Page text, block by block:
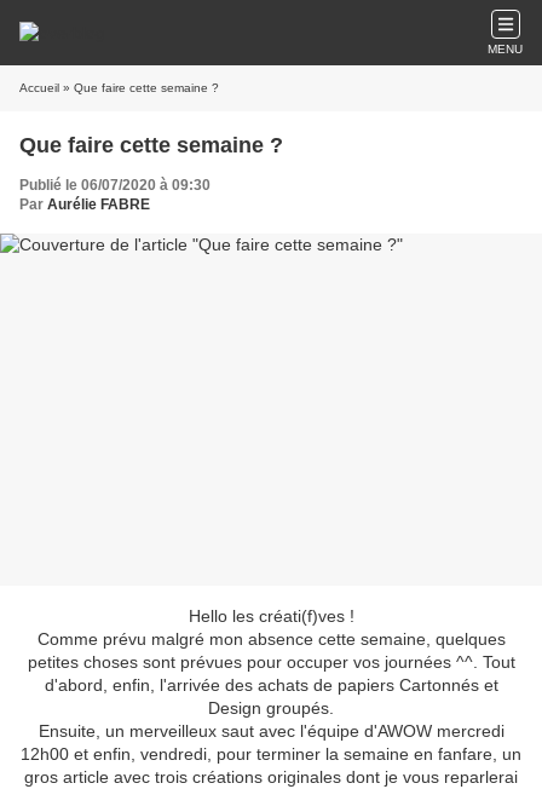
MENU
Accueil » Que faire cette semaine ?
Que faire cette semaine ?
Publié le 06/07/2020 à 09:30
Par Aurélie FABRE
Hello les créati(f)ves !
Comme prévu malgré mon absence cette semaine, quelques
petites choses sont prévues pour occuper vos journées ^^. Tout
d'abord, enfin, l'arrivée des achats de papiers Cartonnés et
Design groupés.
Ensuite, un merveilleux saut avec l'équipe d'AWOW mercredi
12h00 et enfin, vendredi, pour terminer la semaine en fanfare, un
gros article avec trois créations originales dont je vous reparlerai